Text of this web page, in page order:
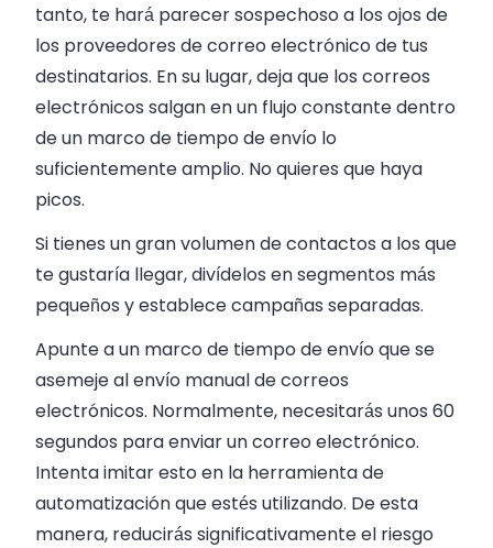
tanto, te hará parecer sospechoso a los ojos de
los proveedores de correo electrónico de tus
destinatarios. En su lugar, deja que los correos
electrónicos salgan en un flujo constante dentro
de un marco de tiempo de envío lo
suficientemente amplio. No quieres que haya
picos.
Si tienes un gran volumen de contactos a los que
te gustaría llegar, divídelos en segmentos más
pequeños y establece campañas separadas.
Apunte a un marco de tiempo de envío que se
asemeje al envío manual de correos
electrónicos. Normalmente, necesitarás unos 60
segundos para enviar un correo electrónico.
Intenta imitar esto en la herramienta de
automatización que estés utilizando. De esta
manera, reducirás significativamente el riesgo